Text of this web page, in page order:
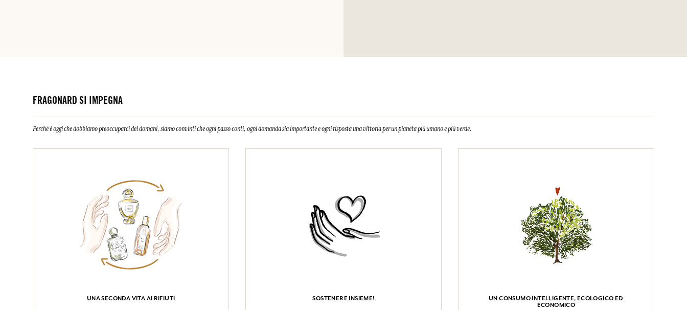
FRAGONARD SI IMPEGNA
Perché è oggi che dobbiamo preoccuparci del domani, siamo convinti che ogni passo conti, ogni domanda sia importante e ogni risposta una vittoria per un pianeta più umano e più verde.
UNA SECONDA VITA AI RIFIUTI SOSTENERE INSIEME!
UN CONSUMO INTELLIGENTE, ECOLOGICO ED
ECONOMICO